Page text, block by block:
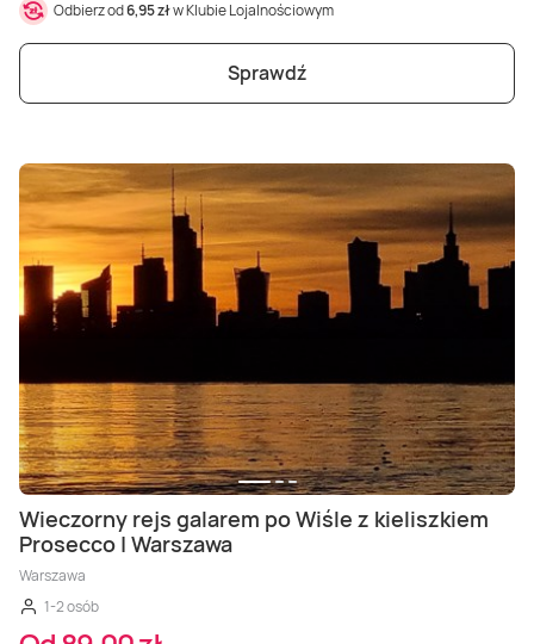
Odbierz od6,95 złw Klubie Lojalnościowym
Sprawdź
Wieczorny rejs galarem po Wiśle z kieliszkiem
Prosecco | Warszawa
Warszawa
1-2 osób